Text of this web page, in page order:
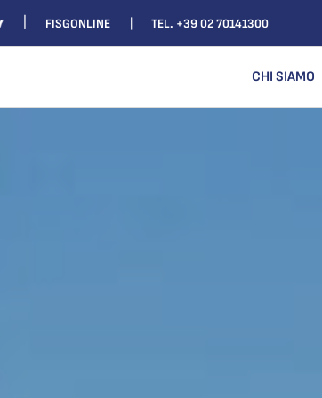
FISGONLINE TEL. +39 02 70141300
CHI SIAMO